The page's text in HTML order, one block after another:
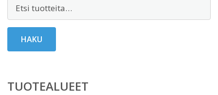
HAKU
TUOTEALUEET